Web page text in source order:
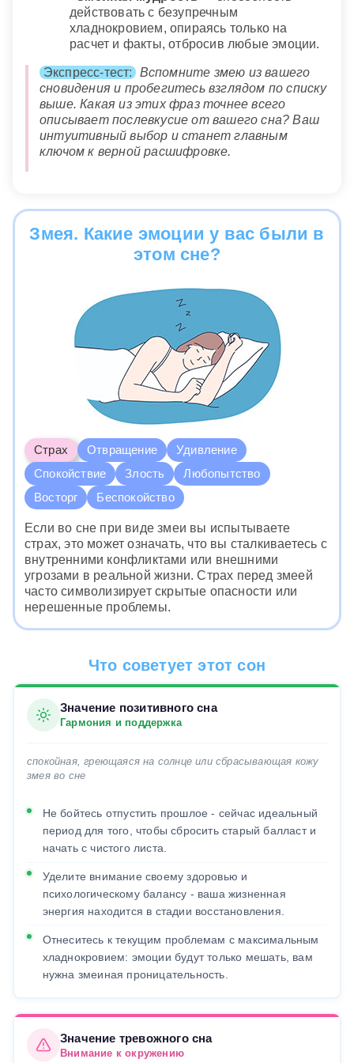
не только поправит ваше здоровье, но и заставит
задуматься о вечных истинах.
того, что чтобы поправить свое здоровье или
здоровье своих близких вам надо обратиться за
помощью к народным целителям.
Если во сне на вас нападают несколько змей
значит наяву вам нужно будет защищать свое
то в скором времени вы серьезно пострадаете от
Увидеть во сне змеиных детенышей
Сонник Эзопа
Сонник XXI века
действовать с безупречным
хладнокровием, опираясь только на
расчет и факты, отбросив любые эмоции.
Экспресс-тест:
Вспомните змею из вашего
сновидения и пробегитесь взглядом по списку
выше. Какая из этих фраз точнее всего
описывает послевкусие от вашего сна? Ваш
интуитивный выбор и станет главным
ключом к верной расшифровке.
Змея. Какие эмоции у вас были в
этом сне?
Страх Отвращение
Удивление
Спокойствие
Злость
Любопытство
Восторг
Беспокойство
Если во сне при виде змеи вы испытываете
страх, это может означать, что вы сталкиваетесь с
внутренними конфликтами или внешними
угрозами в реальной жизни. Страх перед змеей
часто символизирует скрытые опасности или
нерешенные проблемы.
Что советует этот сон
Значение позитивного сна
Гармония и поддержка
спокойная, греющаяся на солнце или сбрасывающая кожу
змея во сне
Не бойтесь отпустить прошлое - сейчас идеальный
период для того, чтобы сбросить старый балласт и
начать с чистого листа.
Уделите внимание своему здоровью и
психологическому балансу - ваша жизненная
энергия находится в стадии восстановления.
Отнеситесь к текущим проблемам с максимальным
хладнокровием: эмоции будут только мешать, вам
нужна змеиная проницательность.
Значение тревожного сна
Внимание к окружению